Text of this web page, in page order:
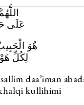
عَلَى
هُوَ
لِكُلِّ
daa’iman
kullihimi